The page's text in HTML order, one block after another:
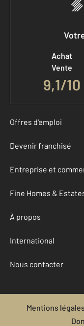
Achat
Vente
9,1/10
Offres d'emploi
Devenir franchisé
Entreprise et
Fine Homes &
À propos
International
Nous contacter
Mentions